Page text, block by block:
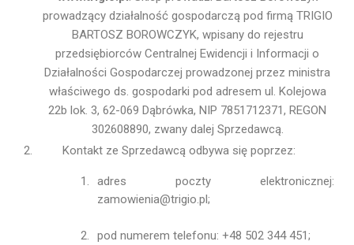
prowadzący działalność gospodarczą pod firmą TRIGIO
BARTOSZ BOROWCZYK, wpisany do rejestru
przedsiębiorców Centralnej Ewidencji i Informacji o
Działalności Gospodarczej prowadzonej przez ministra
właściwego ds. gospodarki pod adresem ul. Kolejowa
22b lok. 3, 62-069 Dąbrówka, NIP 7851712371, REGON
302608890, zwany dalej Sprzedawcą.
Kontakt ze Sprzedawcą odbywa się poprzez:
adres poczty elektronicznej:
zamowienia@trigio.pl;
pod numerem telefonu: +48 502 344 451;